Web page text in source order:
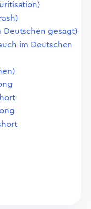
Deutschen gesagt)
im Deutschen